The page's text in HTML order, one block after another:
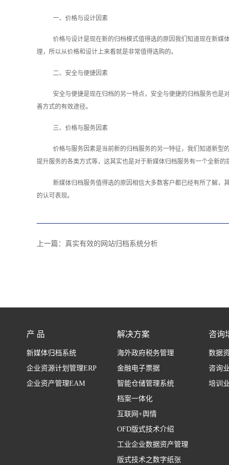
一、价格与设计因素
价格与设计是现在新的归档模式值得选的原因我们知道现在新
理，所以从价格和设计上来看就是非常值得选购的。
二、安全与便捷因素
安全与便捷是现在归档的另一特点，安全与便捷的归档服务也
善方式的有效途径。
三、价格与服务因素
价格与服务因素是当前新的归档服务的另一特征，我们知道新型
提升服务的各类方式等，这其实也是对于新媒体归档服务有一个全新的
新媒体归档服务值得选的原因相信大多数客户都已经有所了解
的认可表现。
上一篇： 真实有效的网站归档系统分析
产 品
新媒体归档系统
企业资源计划管理ERP
企业资产管理EAM
解决方案
海外政府税务管理
金融电子票据
智能仓储管理系统
档案一体化
互联网+舆情
OFD版式技术介绍
工业企业数据资产管理
版式技术之数字纸张
咨询
数据
咨询
培训